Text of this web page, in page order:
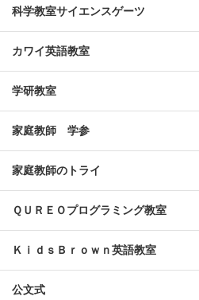
科学教室サイエンスゲーツ
カワイ英語教室
学研教室
家庭教師 学参
家庭教師のトライ
ＱＵＲＥＯプログラミング教室
ＫｉｄｓＢｒｏｗｎ英語教室
公文式